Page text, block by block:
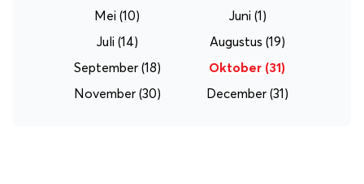
Mei (10) Juni (1)
Juli (14) Augustus (19)
September (18) Oktober (31)
November (30) December (31)